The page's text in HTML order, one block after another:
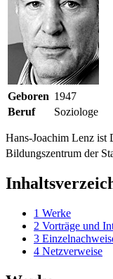
Geboren 1947
Beruf
Soziologe
Hans-Joachim Lenz ist
Bildungszentrum der
1 Werke
2 Vorträge und
3
4 Netzverweise